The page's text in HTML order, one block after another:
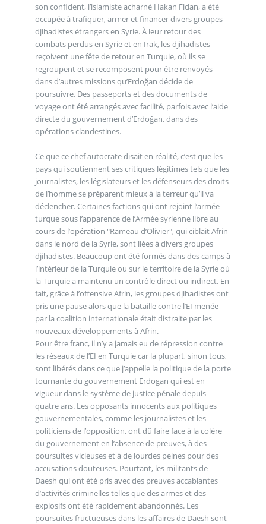
son confident, l’islamiste acharné Hakan Fidan, a été
occupée à trafiquer, armer et financer divers groupes
djihadistes étrangers en Syrie. À leur retour des
combats perdus en Syrie et en Irak, les djihadistes
reçoivent une fête de retour en Turquie, où ils se
regroupent et se recomposent pour être renvoyés
dans d’autres missions qu’Erdoğan décide de
poursuivre. Des passeports et des documents de
voyage ont été arrangés avec facilité, parfois avec l’aide
directe du gouvernement d’Erdoğan, dans des
opérations clandestines.
Ce que ce chef autocrate disait en réalité, c’est que les
pays qui soutiennent ses critiques légitimes tels que les
journalistes, les législateurs et les défenseurs des droits
de l’homme se préparent mieux à la terreur qu’il va
déclencher. Certaines factions qui ont rejoint l’armée
turque sous l’apparence de l’Armée syrienne libre au
cours de l’opération "Rameau d’Olivier", qui ciblait Afrin
dans le nord de la Syrie, sont liées à divers groupes
djihadistes. Beaucoup ont été formés dans des camps à
l’intérieur de la Turquie ou sur le territoire de la Syrie où
la Turquie a maintenu un contrôle direct ou indirect. En
fait, grâce à l’offensive Afrin, les groupes djihadistes ont
pris une pause alors que la bataille contre l’EI menée
par la coalition internationale était distraite par les
nouveaux développements à Afrin.
Pour être franc, il n’y a jamais eu de répression contre
les réseaux de l’EI en Turquie car la plupart, sinon tous,
sont libérés dans ce que j’appelle la politique de la porte
tournante du gouvernement Erdogan qui est en
vigueur dans le système de justice pénale depuis
quatre ans. Les opposants innocents aux politiques
gouvernementales, comme les journalistes et les
politiciens de l’opposition, ont dû faire face à la colère
du gouvernement en l’absence de preuves, à des
poursuites vicieuses et à de lourdes peines pour des
accusations douteuses. Pourtant, les militants de
Daesh qui ont été pris avec des preuves accablantes
d’activités criminelles telles que des armes et des
explosifs ont été rapidement abandonnés. Les
poursuites fructueuses dans les affaires de Daesh sont